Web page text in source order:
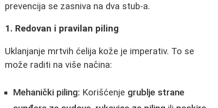
prevencija se zasniva na dva stub-a.
1. Redovan i pravilan piling
Uklanjanje mrtvih ćelija kože je imperativ. To se
može raditi na više načina:
Mehanički piling: Korišćenje grublje strane